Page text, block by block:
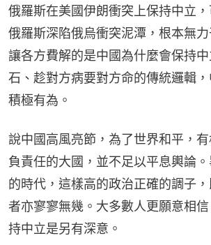
俄羅斯在美國伊朗衝突上保持中立
俄羅斯深陷俄烏衝突泥潭，根本無力
讓各方費解的是中國為什麼會保持
石、趁對方病要對方命的傳統邏輯
積極有為。
說中國高風亮節，為了世界和平，
負責任的大國，並不足以平息輿論
的時代，這樣高的政治正確的調子
者亦寥寥無幾。大多數人更願意相
持中立是另有深意。